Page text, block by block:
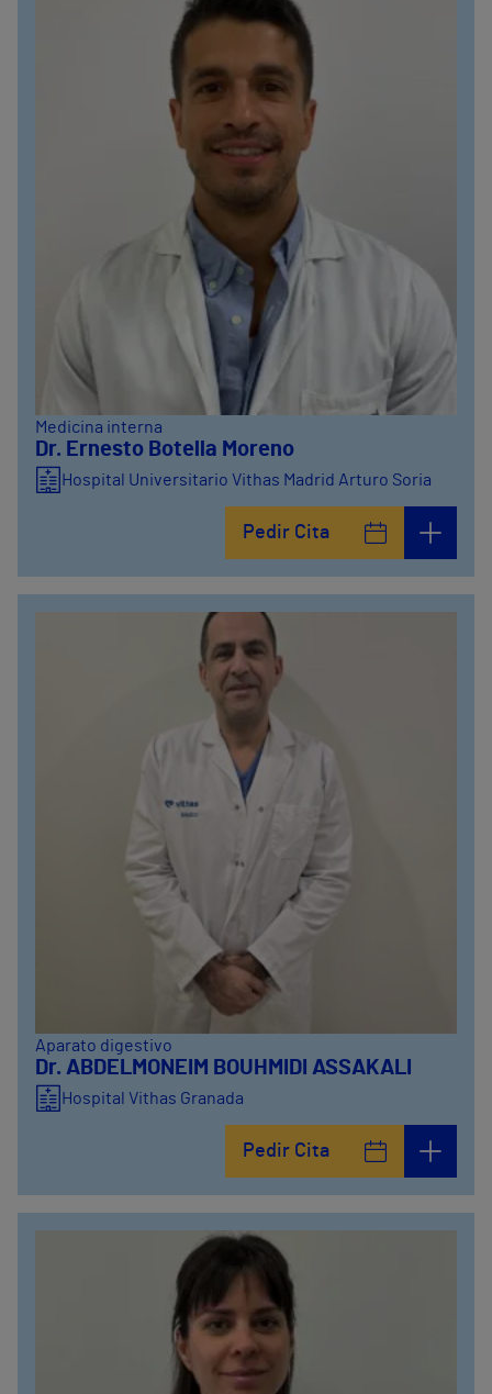
Medicina interna
Dr. Ernesto Botella Moreno
Hospital Universitario Vithas Madrid Arturo Soria
Pedir Cita
Aparato digestivo
Dr. ABDELMONEIM BOUHMIDI ASSAKALI
Hospital Vithas Granada
Pedir Cita